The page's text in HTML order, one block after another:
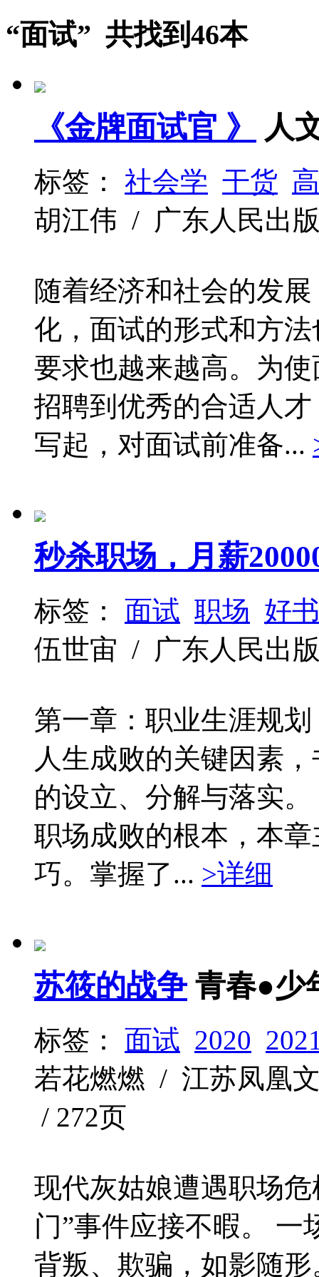
“面试” 共找到46本
《金牌面试官 》 人
标签： 社会学 干货
胡江伟 / 广东人民出
随着经济和社会的发
化，面试的形式和方
要求也越来越高。为
招聘到优秀的合适人
写起，对面试前准备...
秒杀职场，月薪
标签： 面试 职场 好
伍世宙 / 广东人民出
第一章：职业生涯规
人生成败的关键因素
的设立、分解与落实
职场成败的根本，本
巧。掌握了... >详细
苏筱的战争 青春●少
标签： 面试 2020
若花燃燃 / 江苏凤凰
/ 272页
现代灰姑娘遭遇职场危
门”事件应接不暇。 一
背叛、欺骗，如影随